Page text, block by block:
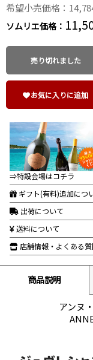
希望小売価格：
ソムリエ価格：
売り切れました
お気に入りに追加
⇒特設会場はコチラ
ギフト(有料)追加につ
出荷について
送料について
店舗情報・よくある
商品説明
アンヌ